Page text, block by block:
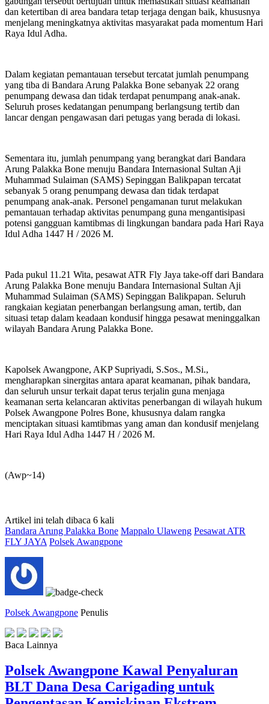
dan ketertiban di area bandara tetap terjaga dengan baik, khususnya
menjelang meningkatnya aktivitas masyarakat pada momentum Hari
Raya Idul Adha.
Dalam kegiatan pemantauan tersebut tercatat jumlah penumpang
yang tiba di Bandara Arung Palakka Bone sebanyak 22 orang
penumpang dewasa dan tidak terdapat penumpang anak-anak.
Seluruh proses kedatangan penumpang berlangsung tertib dan
lancar dengan pengawasan dari petugas yang berada di lokasi.
Sementara itu, jumlah penumpang yang berangkat dari Bandara
Arung Palakka Bone menuju Bandara Internasional Sultan Aji
Muhammad Sulaiman (SAMS) Sepinggan Balikpapan tercatat
sebanyak 5 orang penumpang dewasa dan tidak terdapat
penumpang anak-anak. Personel pengamanan turut melakukan
pemantauan terhadap aktivitas penumpang guna mengantisipasi
potensi gangguan kamtibmas di lingkungan bandara pada Hari Raya
Idul Adha 1447 H / 2026 M.
Pada pukul 11.21 Wita, pesawat ATR Fly Jaya take-off dari Bandara
Arung Palakka Bone menuju Bandara Internasional Sultan Aji
Muhammad Sulaiman (SAMS) Sepinggan Balikpapan. Seluruh
rangkaian kegiatan penerbangan berlangsung aman, tertib, dan
situasi tetap dalam keadaan kondusif hingga pesawat meninggalkan
wilayah Bandara Arung Palakka Bone.
Kapolsek Awangpone, AKP Supriyadi, S.Sos., M.Si.,
mengharapkan sinergitas antara aparat keamanan, pihak bandara,
dan seluruh unsur terkait dapat terus terjalin guna menjaga
keamanan serta kelancaran aktivitas penerbangan di wilayah hukum
Polsek Awangpone Polres Bone, khususnya dalam rangka
menciptakan situasi kamtibmas yang aman dan kondusif menjelang
Hari Raya Idul Adha 1447 H / 2026 M.
‎(Awp~14)
Artikel ini telah dibaca 6 kali
Bandara Arung Palakka Bone Mappalo Ulaweng Pesawat ATR
FLY JAYA Polsek Awangpone
Polsek Awangpone Penulis
Baca Lainnya
‎Polsek Awangpone Kawal Penyaluran
BLT Dana Desa Carigading untuk